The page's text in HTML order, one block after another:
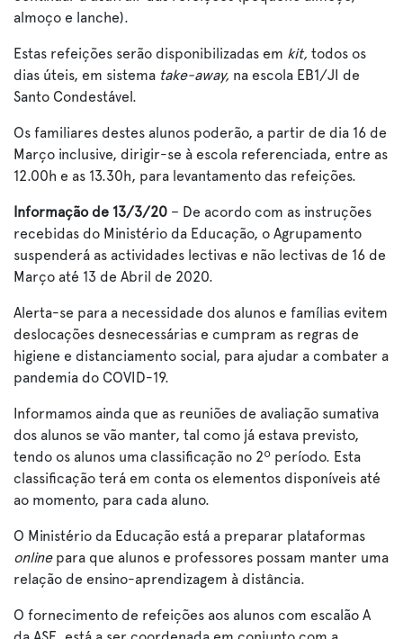
almoço e lanche).
Estas refeições serão disponibilizadas em kit, todos os
dias úteis, em sistema take-away, na escola EB1/JI de
Santo Condestável.
Os familiares destes alunos poderão, a partir de dia 16 de
Março inclusive, dirigir-se à escola referenciada, entre as
12.00h e as 13.30h, para levantamento das refeições.
Informação de 13/3/20 – De acordo com as instruções
recebidas do Ministério da Educação, o Agrupamento
suspenderá as actividades lectivas e não lectivas de 16 de
Março até 13 de Abril de 2020.
Alerta-se para a necessidade dos alunos e famílias evitem
deslocações desnecessárias e cumpram as regras de
higiene e distanciamento social, para ajudar a combater a
pandemia do COVID-19.
Informamos ainda que as reuniões de avaliação sumativa
dos alunos se vão manter, tal como já estava previsto,
tendo os alunos uma classificação no 2º período. Esta
classificação terá em conta os elementos disponíveis até
ao momento, para cada aluno.
O Ministério da Educação está a preparar plataformas
onlinepara que alunos e professores possam manter uma
relação de ensino-aprendizagem à distância.
O fornecimento de refeições aos alunos com escalão A